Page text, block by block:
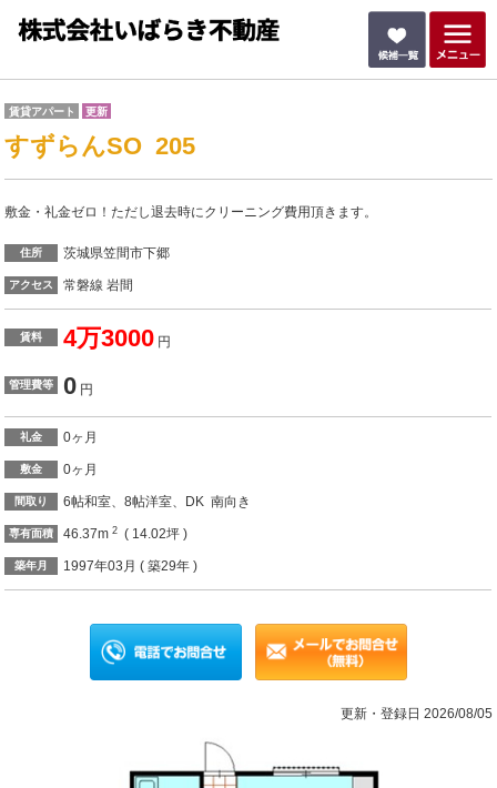
賃貸アパート 更新
すずらんSO 205
敷金・礼金ゼロ！ただし退去時にクリーニング費用頂きます。
住所 茨城県笠間市下郷
アクセス 常磐線 岩間
賃料 4万3000 円
管理費等 0 円
礼金 0ヶ月
敷金 0ヶ月
間取り 6帖和室、8帖洋室、DK 南向き
専有面積 46.37m2 ( 14.02坪 )
築年月 1997年03月 ( 築29年 )
更新・登録日 2026/08/05